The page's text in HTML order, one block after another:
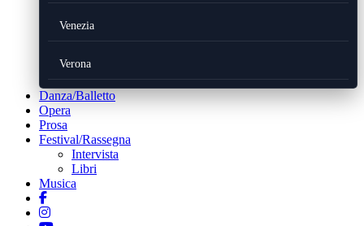
Venezia
Verona
Danza/Balletto
Opera
Prosa
Festival/Rassegna
Intervista
Libri
Musica